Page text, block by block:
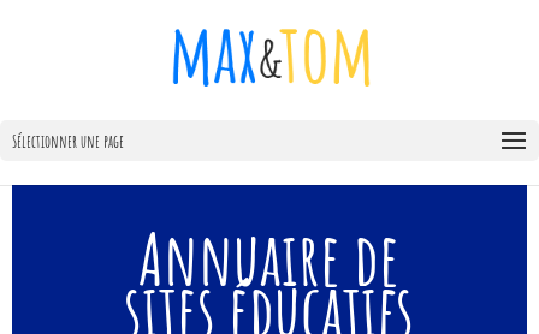
Sélectionner une page
Annuaire de
sites éducatifs